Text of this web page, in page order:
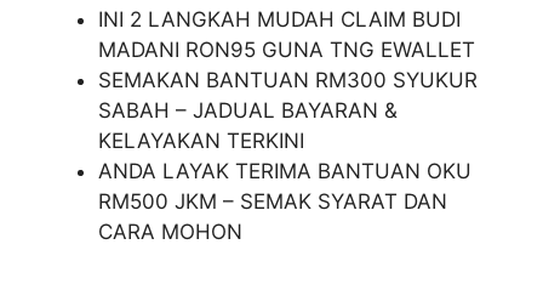
INI 2 LANGKAH MUDAH CLAIM BUDI
MADANI RON95 GUNA TNG EWALLET
SEMAKAN BANTUAN RM300 SYUKUR
SABAH – JADUAL BAYARAN &
KELAYAKAN TERKINI
ANDA LAYAK TERIMA BANTUAN OKU
RM500 JKM – SEMAK SYARAT DAN
CARA MOHON